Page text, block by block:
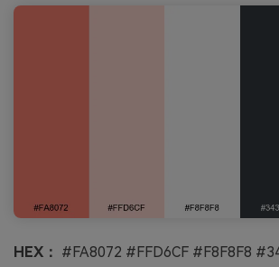
HEX： #FA8072 #FFD6CF #F8F8F8